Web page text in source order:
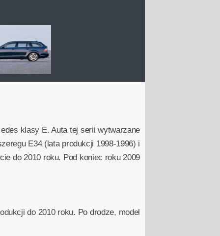
klasy E. Auta tej serii wytwarzane
E34 (lata produkcji 1998-1996) i
do 2010 roku. Pod koniec roku 2009
do 2010 roku. Po drodze, model